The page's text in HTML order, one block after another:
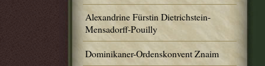
Alexandrine Fürstin Dietrichstein-
Mensadorff-Pouilly
Dominikaner-Ordenskonvent Znaim